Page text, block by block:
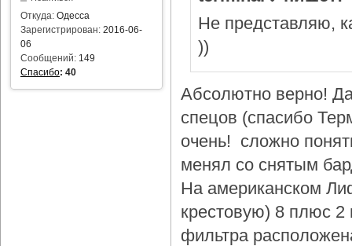
Откуда: Одесса
Зарегистрирован: 2016-06-
06
Сообщений: 149
Спасибо: 40
Не представляю,
))
Абсолютно верно!
спецов (спасибо
очень! сложно
менял со снятым
На американском
крестовую) 8 плюс 2
фильтра